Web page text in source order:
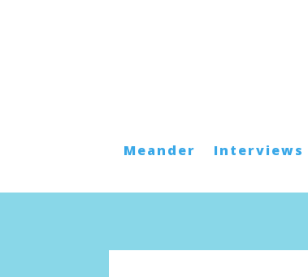
Meander Interviews